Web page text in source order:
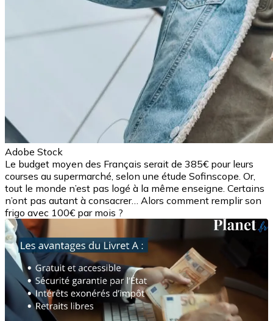
Adobe Stock
Le budget moyen des Français serait de 385€ pour leurs
courses au supermarché, selon une étude Sofinscope. Or,
tout le monde n’est pas logé à la même enseigne. Certains
n’ont pas autant à consacrer… Alors comment remplir son
frigo avec 100€ par mois ?